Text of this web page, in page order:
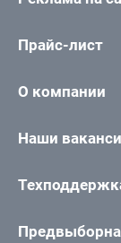
Прайс-лист
О компании
Наши